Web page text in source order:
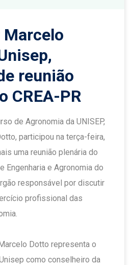
reunião
CREA-PR
de Agronomia da UNISEP,
participou na terça-feira,
uma reunião plenária do
Engenharia e Agronomia do
responsável por discutir
profissional das
Dotto representa o
como conselheiro da